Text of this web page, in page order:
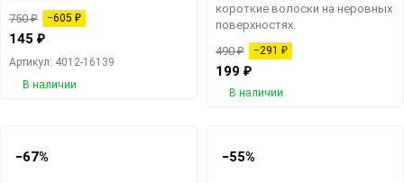
750₽ −605 ₽
145 ₽
Артикул: 4012-16139
В наличии
короткие волоски на неровных
поверхностях.
490₽ −291 ₽
199 ₽
В наличии
−67% −55%